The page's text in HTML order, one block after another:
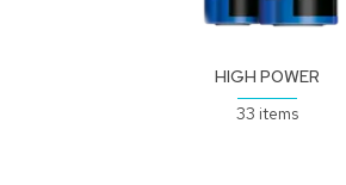
HIGH POWER
33 items